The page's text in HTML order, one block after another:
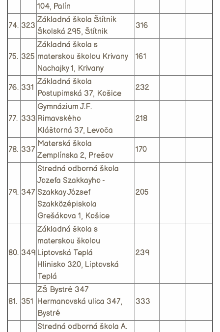
104, Palín
74. 323
Základná škola Štítnik
Školská 295, Štítnik
316
75. 325
Základná škola s
materskou školou Krivany
Nachajky 1, Krivany
161
76. 331
Základná škola
Postupimská 37, Košice
232
77. 333
Gymnázium J.F.
Rimavského
Kláštorná 37, Levoča
218
78. 337
Materská škola
Zemplínska 2, Prešov
170
79. 347
Stredná odborná škola
Jozefa Szakkayho -
Szakkay József
Szakközépiskola
Grešákova 1, Košice
205
80. 349
Základná škola s
materskou školou
Liptovská Teplá
Hlinisko 320, Liptovská
Teplá
239
81. 351
ZŠ Bystré 347
Hermanovská ulica 347,
Bystré
333
Stredná odborná škola A.